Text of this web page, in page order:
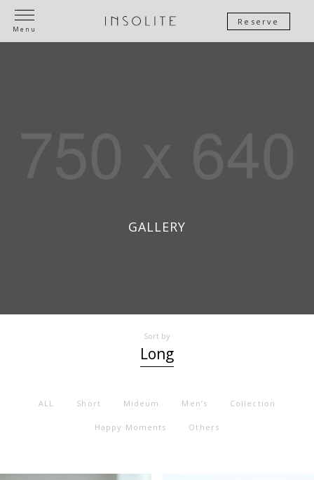
Menu
Reserve
GALLERY
Sort by
ALL Short Mideum
Long
Men’s Collection
Happy Moments Others